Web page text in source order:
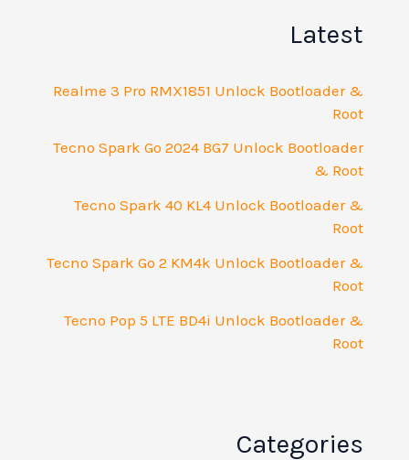
Latest
Realme 3 Pro RMX1851 Unlock Bootloader &
Root
Tecno Spark Go 2024 BG7 Unlock Bootloader
& Root
Tecno Spark 40 KL4 Unlock Bootloader &
Root
Tecno Spark Go 2 KM4k Unlock Bootloader &
Root
Tecno Pop 5 LTE BD4i Unlock Bootloader &
Root
Categories